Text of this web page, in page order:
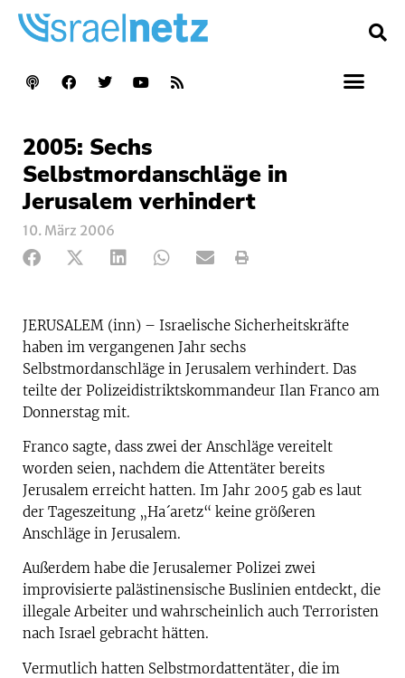
2005: Sechs
Selbstmordanschläge in
Jerusalem verhindert
10. März 2006
JERUSALEM (inn) – Israelische Sicherheitskräfte
haben im vergangenen Jahr sechs
Selbstmordanschläge in Jerusalem verhindert. Das
teilte der Polizeidistriktskommandeur Ilan Franco am
Donnerstag mit.
Franco sagte, dass zwei der Anschläge vereitelt
worden seien, nachdem die Attentäter bereits
Jerusalem erreicht hatten. Im Jahr 2005 gab es laut
der Tageszeitung „Ha´aretz“ keine größeren
Anschläge in Jerusalem.
Außerdem habe die Jerusalemer Polizei zwei
improvisierte palästinensische Buslinien entdeckt, die
illegale Arbeiter und wahrscheinlich auch Terroristen
nach Israel gebracht hätten.
Vermutlich hatten Selbstmordattentäter, die im